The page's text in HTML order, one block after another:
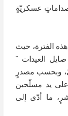
عسكريّةٍ
الفترة، حيث
صايل العيدات "
وبحسب مصدرٍ
يد مسلّحين
ما أدّى إلى